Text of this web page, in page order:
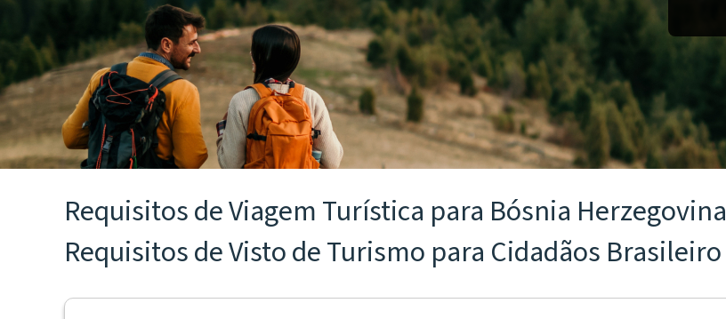
Requisitos de Viagem Turística para Bósnia Herzegovina
Requisitos de Visto de Turismo para Cidadãos Brasileiro